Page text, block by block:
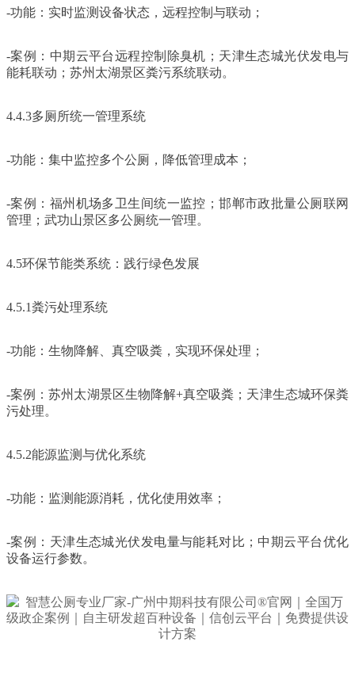
-功能：实时监测设备状态，远程控制与联动；
-案例：中期云平台远程控制除臭机；天津生态城光伏发电与
能耗联动；苏州太湖景区粪污系统联动。
4.4.3多厕所统一管理系统
-功能：集中监控多个公厕，降低管理成本；
-案例：福州机场多卫生间统一监控；邯郸市政批量公厕联网
管理；武功山景区多公厕统一管理。
4.5环保节能类系统：践行绿色发展
4.5.1粪污处理系统
-功能：生物降解、真空吸粪，实现环保处理；
-案例：苏州太湖景区生物降解+真空吸粪；天津生态城环保粪
污处理。
4.5.2能源监测与优化系统
-功能：监测能源消耗，优化使用效率；
-案例：天津生态城光伏发电量与能耗对比；中期云平台优化
设备运行参数。